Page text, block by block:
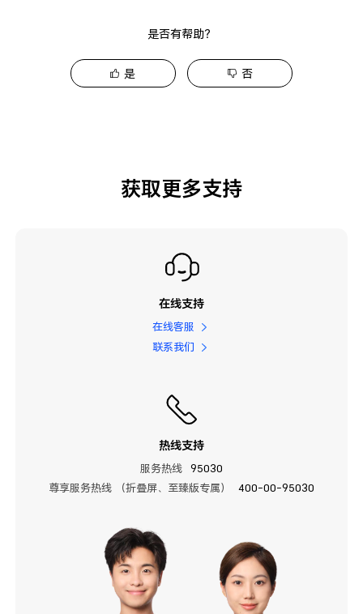
是否有帮助？
是 否
获取更多支持
在线支持
在线客服
联系我们
热线支持
服务热线
95030
尊享服务热线 （折叠屏、至臻版专属）
400-00-95030